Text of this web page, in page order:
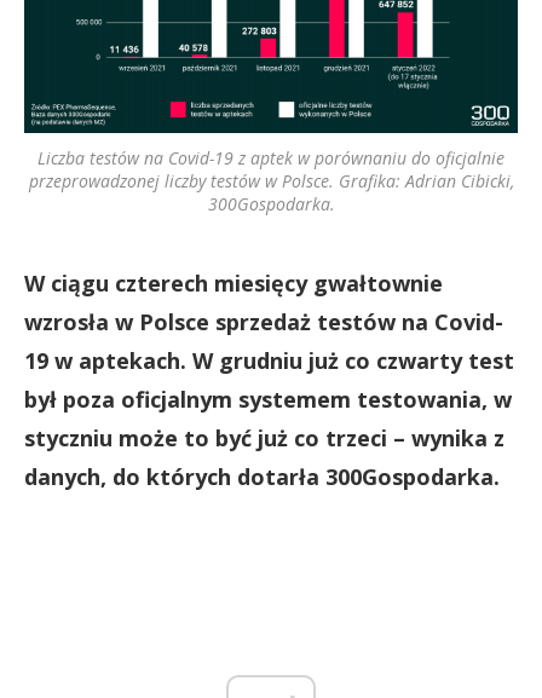
Liczba testów na Covid-19 z aptek w porównaniu do oficjalnie
przeprowadzonej liczby testów w Polsce. Grafika: Adrian Cibicki,
300Gospodarka.
W ciągu czterech miesięcy gwałtownie
wzrosła w Polsce sprzedaż testów na Covid-
19 w aptekach. W grudniu już co czwarty test
był poza oficjalnym systemem testowania, w
styczniu może to być już co trzeci – wynika z
danych, do których dotarła 300Gospodarka.